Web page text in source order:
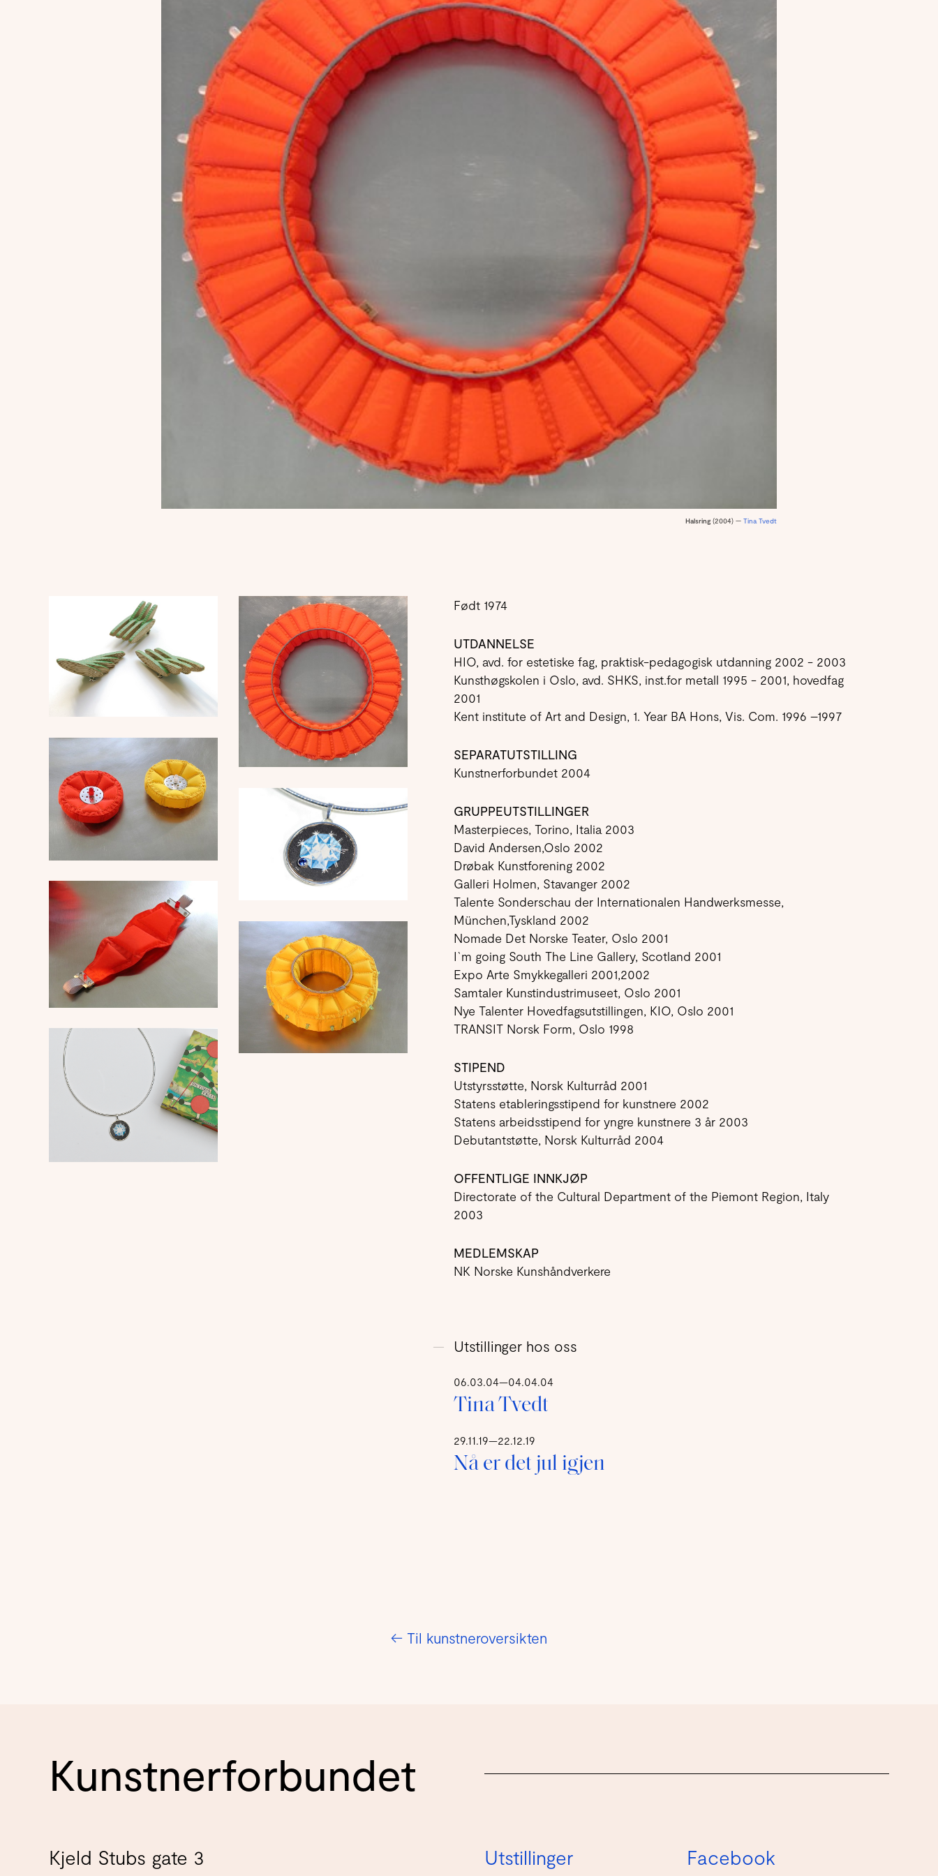
Halsring(2004) — Tina Tvedt
Født 1974
UTDANNELSE
HIO, avd. for estetiske fag, praktisk-pedagogisk utdanning 2002 - 2003
Kunsthøgskolen i Oslo, avd. SHKS, inst.for metall 1995 - 2001, hovedfag
2001
Kent institute of Art and Design, 1. Year BA Hons, Vis. Com. 1996 –1997
SEPARATUTSTILLING
Kunstnerforbundet 2004
GRUPPEUTSTILLINGER
Masterpieces, Torino, Italia 2003
David Andersen,Oslo 2002
Drøbak Kunstforening 2002
Galleri Holmen, Stavanger 2002
Talente Sonderschau der Internationalen Handwerksmesse,
München,Tyskland 2002
Nomade Det Norske Teater, Oslo 2001
I`m going South The Line Gallery, Scotland 2001
Expo Arte Smykkegalleri 2001,2002
Samtaler Kunstindustrimuseet, Oslo 2001
Nye Talenter Hovedfagsutstillingen, KIO, Oslo 2001
TRANSIT Norsk Form, Oslo 1998
STIPEND
Utstyrsstøtte, Norsk Kulturråd 2001
Statens etableringsstipend for kunstnere 2002
Statens arbeidsstipend for yngre kunstnere 3 år 2003
Debutantstøtte, Norsk Kulturråd 2004
OFFENTLIGE INNKJØP
Directorate of the Cultural Department of the Piemont Region, Italy
2003
MEDLEMSKAP
NK Norske Kunshåndverkere
Utstillinger hos oss
06.03.04—04.04.04
Tina Tvedt
29.11.19—22.12.19
Nå er det jul igjen
← Til kunstneroversikten
Kunstnerforbundet
Kjeld Stubs gate 3
Utstillinger
Facebook